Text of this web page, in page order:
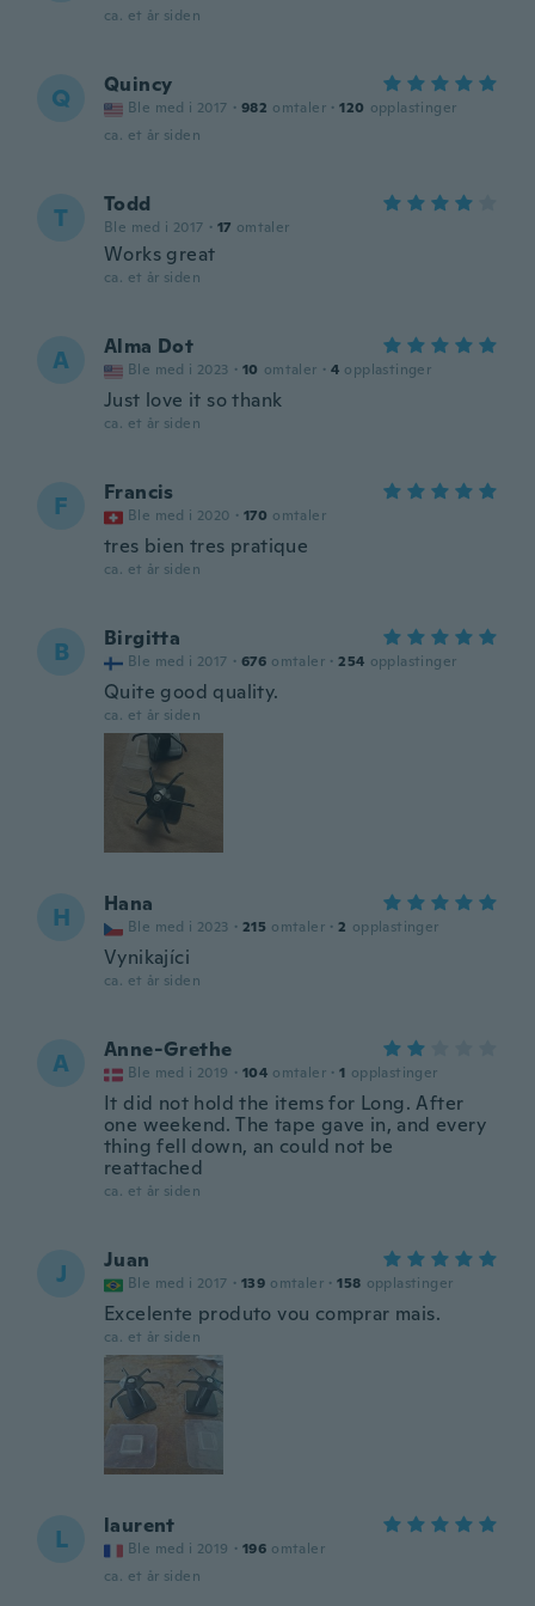
ca. et år siden
Q Quincy
Ble med i 2017 · 982 omtaler · 120 opplastinger
ca. et år siden
T Todd
Ble med i 2017 · 17 omtaler
Works great
ca. et år siden
A Alma Dot
Ble med i 2023 · 10 omtaler · 4 opplastinger
Just love it so thank
ca. et år siden
F Francis
Ble med i 2020 · 170 omtaler
tres bien tres pratique
ca. et år siden
B Birgitta
Ble med i 2017 · 676 omtaler · 254 opplastinger
Quite good quality.
ca. et år siden
H Hana
Ble med i 2023 · 215 omtaler · 2 opplastinger
Vynikajíci
ca. et år siden
A Anne-Grethe
Ble med i 2019 · 104 omtaler · 1 opplastinger
It did not hold the items for Long. After
one weekend. The tape gave in, and every
thing fell down, an could not be
reattached
ca. et år siden
J Juan
Ble med i 2017 · 139 omtaler · 158 opplastinger
Excelente produto vou comprar mais.
ca. et år siden
L laurent
Ble med i 2019 · 196 omtaler
ca. et år siden